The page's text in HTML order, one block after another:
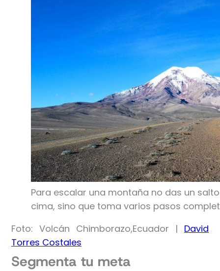
Para escalar una montaña no das un
cima, sino que toma varios pasos
Foto: Volcán Chimborazo,Ecuador | David
Torres Costales
Segmenta tu meta